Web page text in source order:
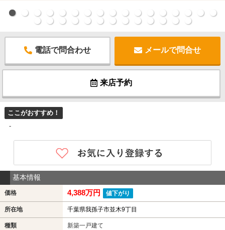
電話で問合わせ メールで問合せ
来店予約
ここがおすすめ！
-
基本情報
価格 4,388万円 値下がり
所在地 千葉県我孫子市並木9丁目
種類 新築一戸建て